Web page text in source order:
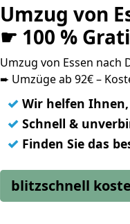
Umzug von
☛ 100 %
Umzug von Essen nach
➨ Umzüge ab 92€ –
✓ Wir helfen
✓ Schnell &
✓ Finden Sie das
blitzschnell